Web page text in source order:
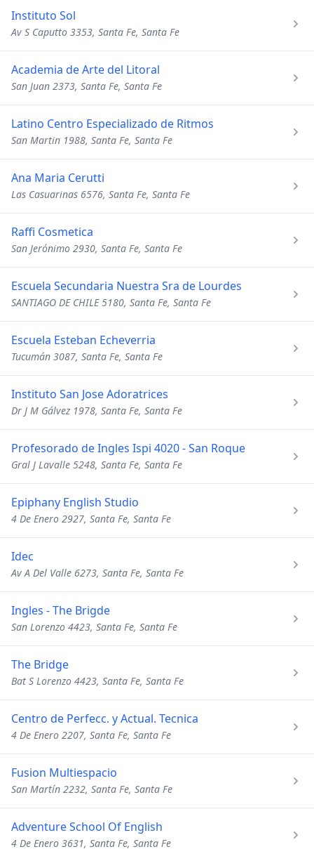
Instituto Sol
Av S Caputto 3353, Santa Fe, Santa Fe
Academia de Arte del Litoral
San Juan 2373, Santa Fe, Santa Fe
Latino Centro Especializado de Ritmos
San Martin 1988, Santa Fe, Santa Fe
Ana Maria Cerutti
Las Casuarinas 6576, Santa Fe, Santa Fe
Raffi Cosmetica
San Jerónimo 2930, Santa Fe, Santa Fe
Escuela Secundaria Nuestra Sra de Lourdes
SANTIAGO DE CHILE 5180, Santa Fe, Santa Fe
Escuela Esteban Echeverria
Tucumán 3087, Santa Fe, Santa Fe
Instituto San Jose Adoratrices
Dr J M Gálvez 1978, Santa Fe, Santa Fe
Profesorado de Ingles Ispi 4020 - San Roque
Gral J Lavalle 5248, Santa Fe, Santa Fe
Epiphany English Studio
4 De Enero 2927, Santa Fe, Santa Fe
Idec
Av A Del Valle 6273, Santa Fe, Santa Fe
Ingles - The Brigde
San Lorenzo 4423, Santa Fe, Santa Fe
The Bridge
Bat S Lorenzo 4423, Santa Fe, Santa Fe
Centro de Perfecc. y Actual. Tecnica
4 De Enero 2207, Santa Fe, Santa Fe
Fusion Multiespacio
San Martín 2232, Santa Fe, Santa Fe
Adventure School Of English
4 De Enero 3631, Santa Fe, Santa Fe